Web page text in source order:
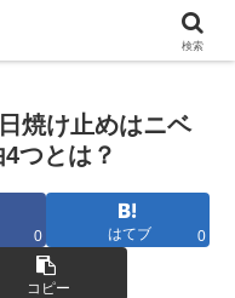
リーを変えていく！。
焼け止めはニベ
つとは？
0 はてブ 0
コピー
検索